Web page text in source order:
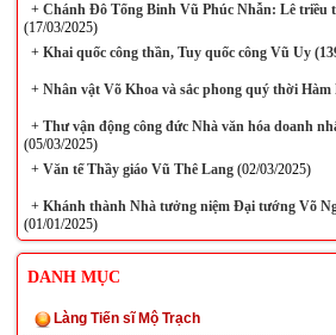
+Chánh Đô Tổng Binh Vũ Phúc Nhẫn: Lê triều
(17/03/2025)
+Khai quốc công thần, Tuy quốc công Vũ Uy
+Nhân vật Võ Khoa và sắc phong quý thời Hàm
+Thư vận động công đức Nhà văn hóa doanh
(05/03/2025)
+Văn tế Thầy giáo Vũ Thê Lang(02/03/2025)
+Khánh thành Nhà tưởng niệm Đại tướng Võ
(01/01/2025)
DANH MỤC
Làng Tiến sĩ Mộ Trạch